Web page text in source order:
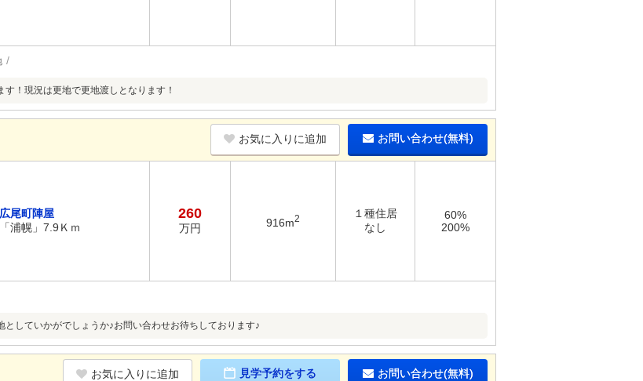
！現況は更地で更地渡しとなります！
お気に入りに追加 お問い合わせ(無料)
尾町陣屋
浦幌」7.9Ｋｍ
260
万円 916m2
１種住居
なし
60%
200%
としていかがでしょうか♪お問い合わせお待ちしております♪
お気に入りに追加 見学予約をする お問い合わせ(無料)